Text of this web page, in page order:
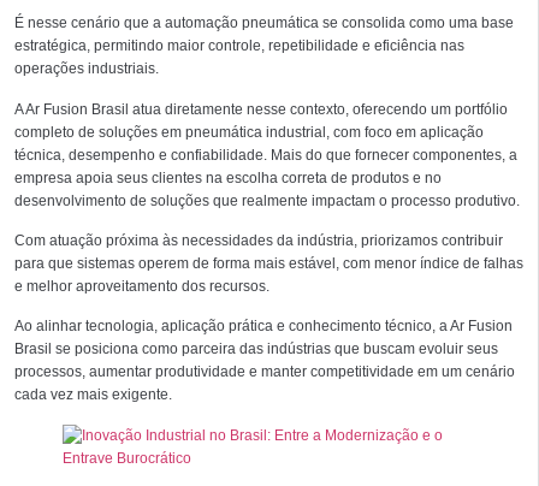
É nesse cenário que a automação pneumática se consolida como uma base
estratégica, permitindo maior controle, repetibilidade e eficiência nas
operações industriais.
A Ar Fusion Brasil atua diretamente nesse contexto, oferecendo um portfólio
completo de soluções em pneumática industrial, com foco em aplicação
técnica, desempenho e confiabilidade. Mais do que fornecer componentes, a
empresa apoia seus clientes na escolha correta de produtos e no
desenvolvimento de soluções que realmente impactam o processo produtivo.
Com atuação próxima às necessidades da indústria, priorizamos contribuir
para que sistemas operem de forma mais estável, com menor índice de falhas
e melhor aproveitamento dos recursos.
Ao alinhar tecnologia, aplicação prática e conhecimento técnico, a Ar Fusion
Brasil se posiciona como parceira das indústrias que buscam evoluir seus
processos, aumentar produtividade e manter competitividade em um cenário
cada vez mais exigente.